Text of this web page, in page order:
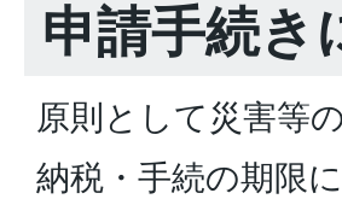
申請手続き
原則として災害等
納税・手続の期限